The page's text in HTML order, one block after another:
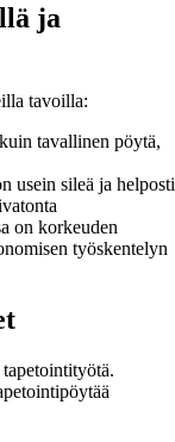
ja
tavoilla:
tavallinen pöytä,
usein sileä ja helposti
on korkeuden
työskentelyn